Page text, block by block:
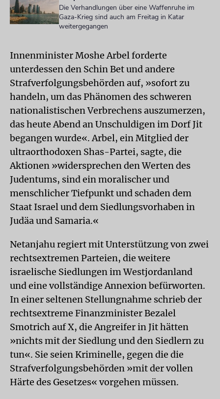
Die Verhandlungen über eine Waffenruhe im
Gaza-Krieg sind auch am Freitag in Katar
weitergegangen
Innenminister Moshe Arbel forderte
unterdessen den Schin Bet und andere
Strafverfolgungsbehörden auf, »sofort zu
handeln, um das Phänomen des schweren
nationalistischen Verbrechens auszumerzen,
das heute Abend an Unschuldigen im Dorf Jit
begangen wurde«. Arbel, ein Mitglied der
ultraorthodoxen Shas-Partei, sagte, die
Aktionen »widersprechen den Werten des
Judentums, sind ein moralischer und
menschlicher Tiefpunkt und schaden dem
Staat Israel und dem Siedlungsvorhaben in
Judäa und Samaria.«
Netanjahu regiert mit Unterstützung von zwei
rechtsextremen Parteien, die weitere
israelische Siedlungen im Westjordanland
und eine vollständige Annexion befürworten.
In einer seltenen Stellungnahme schrieb der
rechtsextreme Finanzminister Bezalel
Smotrich auf X, die Angreifer in Jit hätten
»nichts mit der Siedlung und den Siedlern zu
tun«. Sie seien Kriminelle, gegen die die
Strafverfolgungsbehörden »mit der vollen
Härte des Gesetzes« vorgehen müssen.